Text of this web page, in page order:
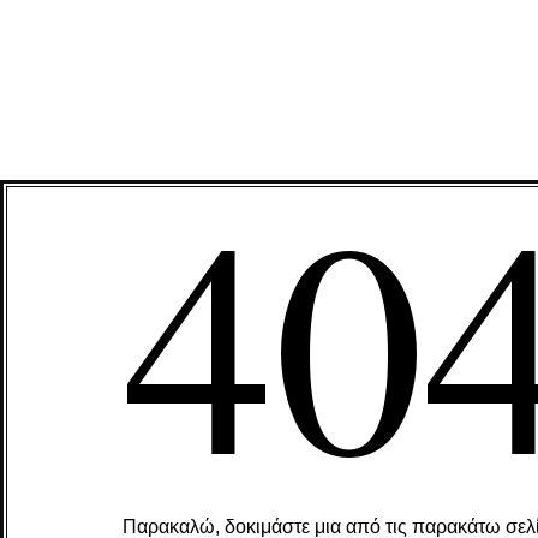
Παρακαλώ, δοκιμάστε μια από τις παρακάτω